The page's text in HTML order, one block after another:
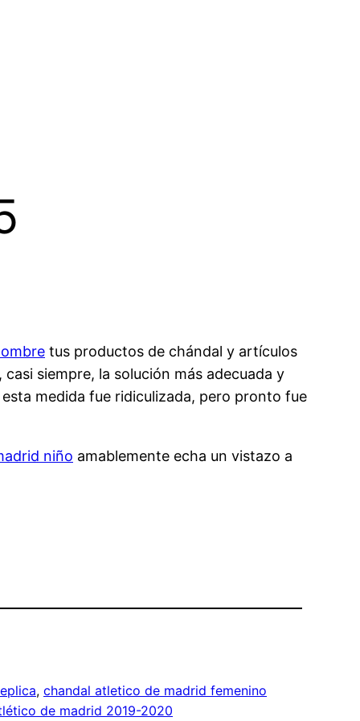
tus productos de chándal y artículos
siempre, la solución más adecuada y
medida fue ridiculizada, pero pronto fue
niño amablemente echa un vistazo a
, chandal atletico de madrid femenino
de madrid 2019-2020